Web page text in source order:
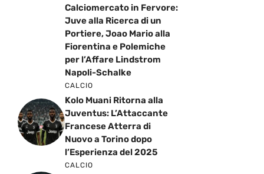
Calciomercato in Fervore:
Juve alla Ricerca di un
Portiere, Joao Mario alla
Fiorentina e Polemiche
per l’Affare Lindstrom
Napoli-Schalke
CALCIO
Kolo Muani Ritorna alla
Juventus: L’Attaccante
Francese Atterra di
Nuovo a Torino dopo
l’Esperienza del 2025
CALCIO